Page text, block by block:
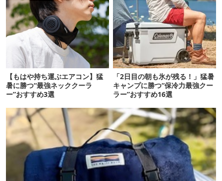
【もはや持ち運ぶエアコン】猛
暑に勝つ“最強ネッククーラ
ー”おすすめ3選
「2日目の朝も氷が残る！」猛暑
キャンプに勝つ“保冷力最強クー
ラー”おすすめ16選